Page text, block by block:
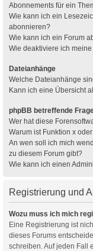
Abonnements für ein
Wie kann ich ein
abonnieren?
Wie kann ich ein Forum
Wie deaktiviere ich
Dateianhänge
Welche Dateianhänge
Kann ich eine Übersicht
phpBB betreffende
Wer hat diese
Warum ist Funktion x
An wen soll ich mich
zu diesem Forum gibt?
Wie kann ich einen
Registrierung und
Wozu muss ich mich
Eine Registrierung ist
dieses Forums
schreiben. Auf jeden Fall